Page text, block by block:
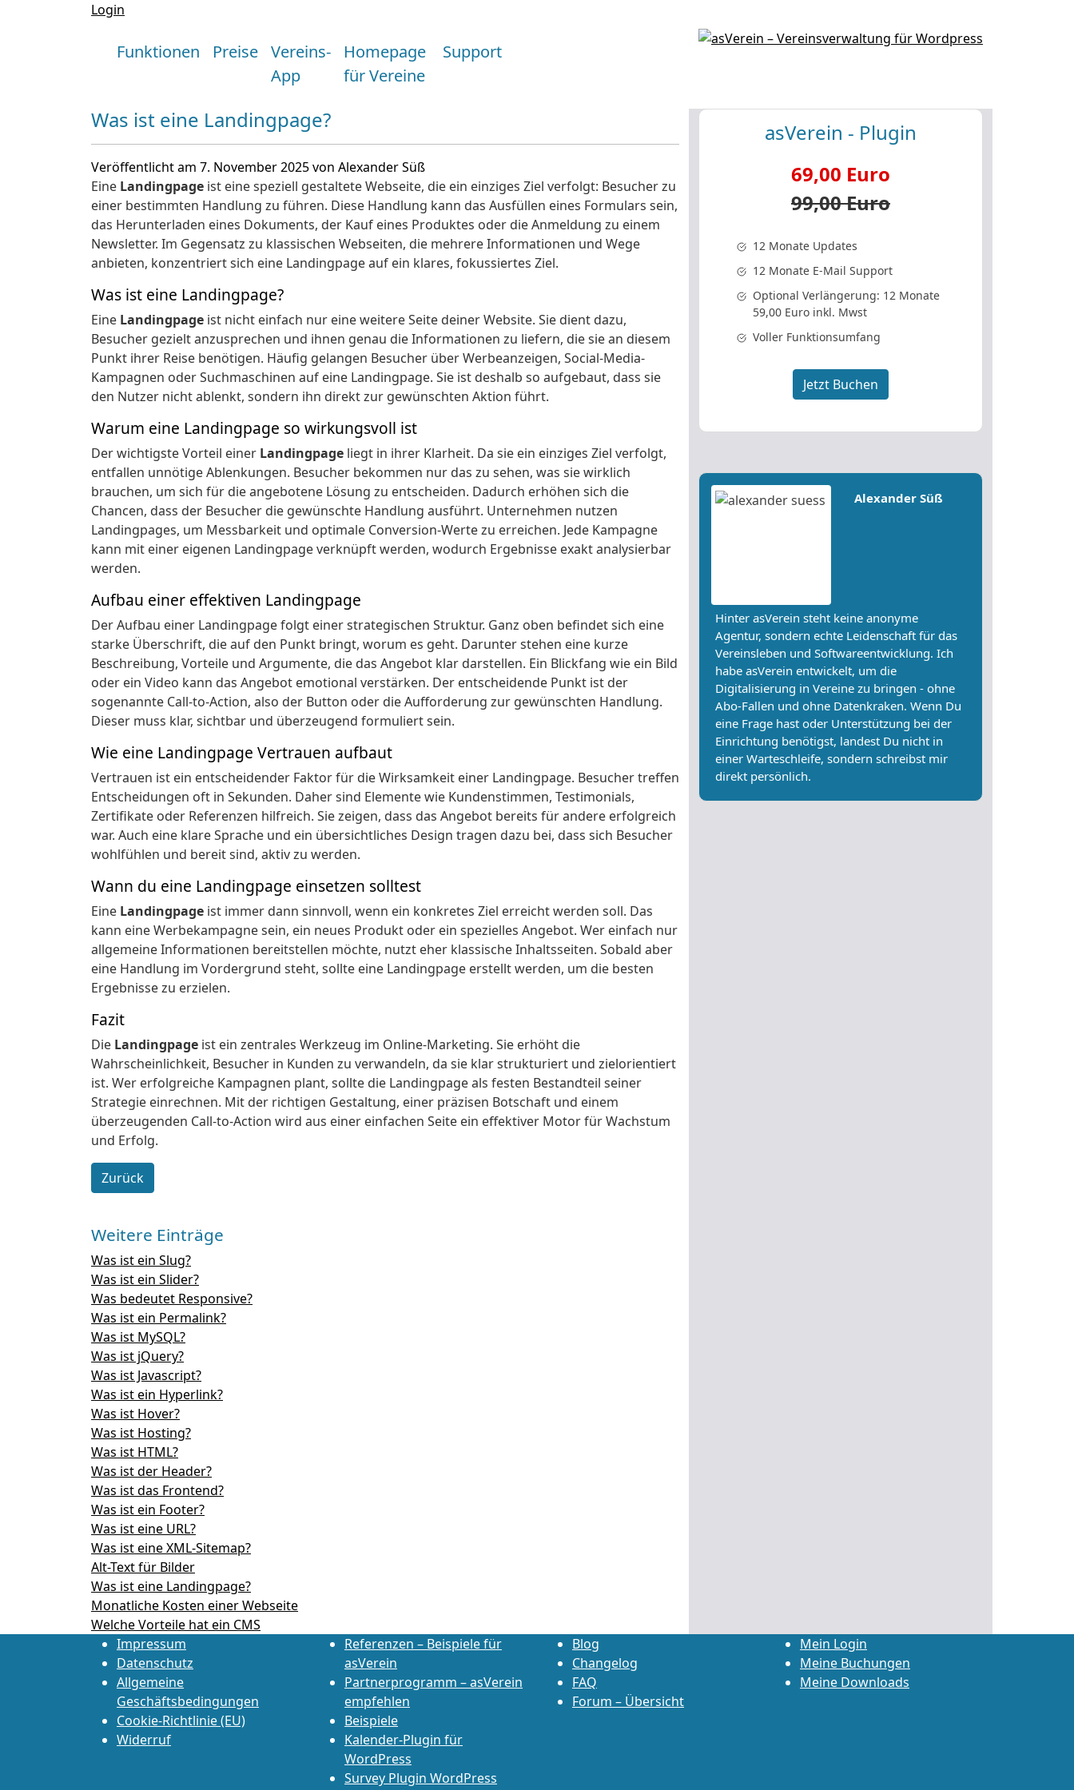
Login
Funktionen Preise Vereins-
App
Homepage
für Vereine
Support
Was ist eine Landingpage?
Veröffentlicht am 7. November 2025 von Alexander Süß
Eine Landingpage ist eine speziell gestaltete Webseite, die ein einziges Ziel verfolgt: Besucher zu
einer bestimmten Handlung zu führen. Diese Handlung kann das Ausfüllen eines Formulars sein,
das Herunterladen eines Dokuments, der Kauf eines Produktes oder die Anmeldung zu einem
Newsletter. Im Gegensatz zu klassischen Webseiten, die mehrere Informationen und Wege
anbieten, konzentriert sich eine Landingpage auf ein klares, fokussiertes Ziel.
Was ist eine Landingpage?
Eine Landingpage ist nicht einfach nur eine weitere Seite deiner Website. Sie dient dazu,
Besucher gezielt anzusprechen und ihnen genau die Informationen zu liefern, die sie an diesem
Punkt ihrer Reise benötigen. Häufig gelangen Besucher über Werbeanzeigen, Social-Media-
Kampagnen oder Suchmaschinen auf eine Landingpage. Sie ist deshalb so aufgebaut, dass sie
den Nutzer nicht ablenkt, sondern ihn direkt zur gewünschten Aktion führt.
Warum eine Landingpage so wirkungsvoll ist
Der wichtigste Vorteil einer Landingpage liegt in ihrer Klarheit. Da sie ein einziges Ziel verfolgt,
entfallen unnötige Ablenkungen. Besucher bekommen nur das zu sehen, was sie wirklich
brauchen, um sich für die angebotene Lösung zu entscheiden. Dadurch erhöhen sich die
Chancen, dass der Besucher die gewünschte Handlung ausführt. Unternehmen nutzen
Landingpages, um Messbarkeit und optimale Conversion-Werte zu erreichen. Jede Kampagne
kann mit einer eigenen Landingpage verknüpft werden, wodurch Ergebnisse exakt analysierbar
werden.
Aufbau einer effektiven Landingpage
Der Aufbau einer Landingpage folgt einer strategischen Struktur. Ganz oben befindet sich eine
starke Überschrift, die auf den Punkt bringt, worum es geht. Darunter stehen eine kurze
Beschreibung, Vorteile und Argumente, die das Angebot klar darstellen. Ein Blickfang wie ein Bild
oder ein Video kann das Angebot emotional verstärken. Der entscheidende Punkt ist der
sogenannte Call-to-Action, also der Button oder die Aufforderung zur gewünschten Handlung.
Dieser muss klar, sichtbar und überzeugend formuliert sein.
Wie eine Landingpage Vertrauen aufbaut
Vertrauen ist ein entscheidender Faktor für die Wirksamkeit einer Landingpage. Besucher treffen
Entscheidungen oft in Sekunden. Daher sind Elemente wie Kundenstimmen, Testimonials,
Zertifikate oder Referenzen hilfreich. Sie zeigen, dass das Angebot bereits für andere erfolgreich
war. Auch eine klare Sprache und ein übersichtliches Design tragen dazu bei, dass sich Besucher
wohlfühlen und bereit sind, aktiv zu werden.
Wann du eine Landingpage einsetzen solltest
Eine Landingpage ist immer dann sinnvoll, wenn ein konkretes Ziel erreicht werden soll. Das
kann eine Werbekampagne sein, ein neues Produkt oder ein spezielles Angebot. Wer einfach nur
allgemeine Informationen bereitstellen möchte, nutzt eher klassische Inhaltsseiten. Sobald aber
eine Handlung im Vordergrund steht, sollte eine Landingpage erstellt werden, um die besten
Ergebnisse zu erzielen.
Fazit
Die Landingpage ist ein zentrales Werkzeug im Online-Marketing. Sie erhöht die
Wahrscheinlichkeit, Besucher in Kunden zu verwandeln, da sie klar strukturiert und zielorientiert
ist. Wer erfolgreiche Kampagnen plant, sollte die Landingpage als festen Bestandteil seiner
Strategie einrechnen. Mit der richtigen Gestaltung, einer präzisen Botschaft und einem
überzeugenden Call-to-Action wird aus einer einfachen Seite ein effektiver Motor für Wachstum
und Erfolg.
Zurück
Weitere Einträge
Was ist ein Slug?
Was ist ein Slider?
Was bedeutet Responsive?
Was ist ein Permalink?
Was ist MySQL?
Was ist jQuery?
Was ist Javascript?
Was ist ein Hyperlink?
Was ist Hover?
Was ist Hosting?
Was ist HTML?
Was ist der Header?
Was ist das Frontend?
Was ist ein Footer?
Was ist eine URL?
Was ist eine XML-Sitemap?
Alt-Text für Bilder
Was ist eine Landingpage?
Monatliche Kosten einer Webseite
Welche Vorteile hat ein CMS
asVerein - Plugin
69,00 Euro
99,00 Euro
12 Monate Updates
12 Monate E-Mail Support
Optional Verlängerung: 12 Monate
59,00 Euro inkl. Mwst
Voller Funktionsumfang
Jetzt Buchen
Alexander Süß
Hinter asVerein steht keine anonyme
Agentur, sondern echte Leidenschaft für das
Vereinsleben und Softwareentwicklung. Ich
habe asVerein entwickelt, um die
Digitalisierung in Vereine zu bringen - ohne
Abo-Fallen und ohne Datenkraken. Wenn Du
eine Frage hast oder Unterstützung bei der
Einrichtung benötigst, landest Du nicht in
einer Warteschleife, sondern schreibst mir
direkt persönlich.
Impressum
Datenschutz
Allgemeine
Geschäftsbedingungen
Cookie-Richtlinie (EU)
Widerruf
Referenzen – Beispiele für
asVerein
Partnerprogramm – asVerein
empfehlen
Beispiele
Kalender-Plugin für
WordPress
Survey Plugin WordPress
Blog
Changelog
FAQ
Forum – Übersicht
Mein Login
Meine Buchungen
Meine Downloads